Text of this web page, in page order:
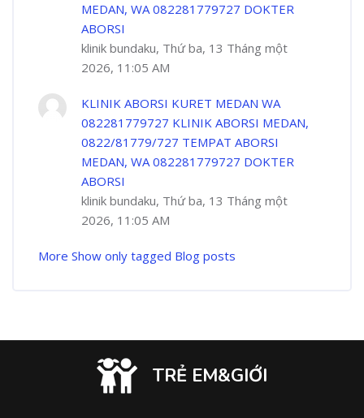
MEDAN, WA 082281779727 DOKTER
ABORSI
klinik bundaku, Thứ ba, 13 Tháng một
2026, 11:05 AM
KLINIK ABORSI KURET MEDAN WA
082281779727 KLINIK ABORSI MEDAN,
0822/81779/727 TEMPAT ABORSI
MEDAN, WA 082281779727 DOKTER
ABORSI
klinik bundaku, Thứ ba, 13 Tháng một
2026, 11:05 AM
More Show only tagged Blog posts
TRẺ EM&GIỚI